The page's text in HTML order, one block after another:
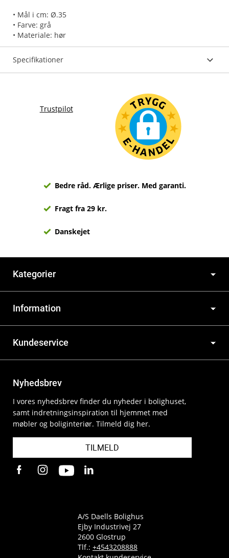
• Mål i cm: Ø.35
• Farve: grå
• Materiale: hør
Specifikationer
Trustpilot
Bedre råd. Ærlige priser. Med garanti.
Fragt fra 29 kr.
Danskejet
Kategorier
Information
Kundeservice
Nyhedsbrev
I vores nyhedsbrev finder du nyheder i bolighuset,
samt indretningsinspiration til hjemmet med
møbler og boliginteriør. Tilmeld dig her.
TILMELD
A/S Daells Bolighus
Ejby Industrivej 27
2600 Glostrup
Tlf.: +4543208888